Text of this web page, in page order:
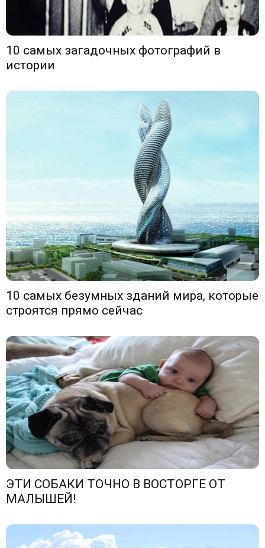
10 самых загадочных фотографий в
истории
10 самых безумных зданий мира, которые
строятся прямо сейчас
ЭТИ СОБАКИ ТОЧНО В ВОСТОРГЕ ОТ
МАЛЫШЕЙ!